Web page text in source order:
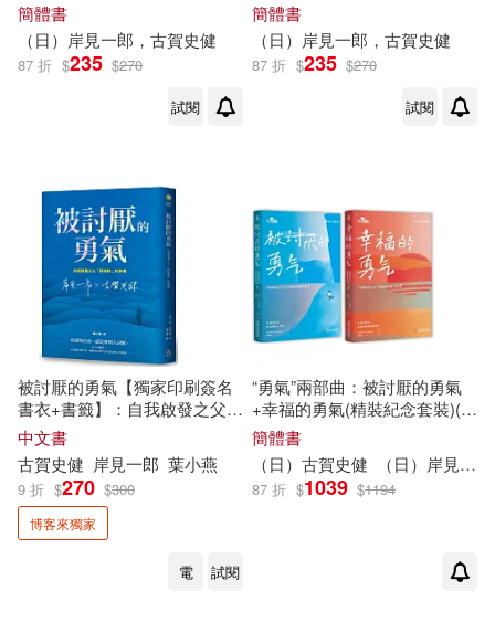
簡體書
（日） 岸見一郎 ， 古賀史健
87 折 $235 $270
試閱
簡體書
（日） 岸見一郎 ， 古賀史健
87 折 $235 $270
試閱
被討厭的勇氣【獨家印刷簽名
書衣+書籤】：自我啟發之父
「阿德勒」的教導(全臺熱銷
100萬冊，附「勇氣人生現在開
始」書籤組)
中文書
古賀史健 岸見一郎 葉小燕
9 折 $270 $300
博客來獨家
電 試閱
“勇氣”兩部曲：被討厭的勇氣
+幸福的勇氣(精裝紀念套裝)(全
二冊)
簡體書
（日） 古賀史健 （日） 岸見一郎
87 折 $1039 $1194